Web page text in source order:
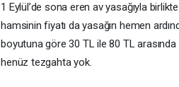
1 Eylül’de sona eren av yasağıyla
hamsinin fiyatı da yasağın hemen
boyutuna göre 30 TL ile 80 TL
henüz tezgahta yok.